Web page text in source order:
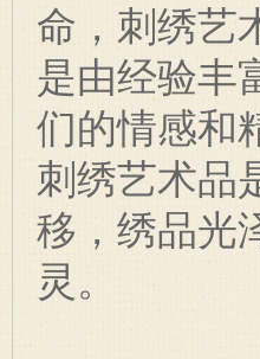
命，刺绣艺
是由经验丰
们的情感和
刺绣艺术品
移，绣品光
灵。